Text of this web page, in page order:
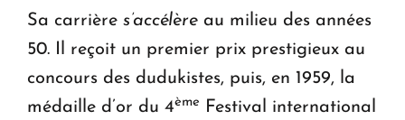
Sa carrière s’accélère au milieu des années
50. Il reçoit un premier prix prestigieux au
concours des dudukistes, puis, en 1959, la
médaille d’or du 4ème Festival international